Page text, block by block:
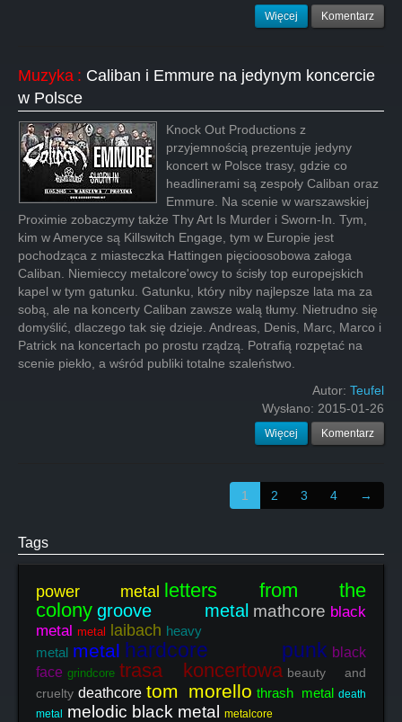
Więcej Komentarz
Muzyka : Caliban i Emmure na jedynym koncercie
w Polsce
Knock Out Productions z
przyjemnością prezentuje jedyny
koncert w Polsce trasy, gdzie co
headlinerami są zespoły Caliban oraz
Emmure. Na scenie w warszawskiej
Proximie zobaczymy także Thy Art Is Murder i Sworn-In. Tym,
kim w Ameryce są Killswitch Engage, tym w Europie jest
pochodząca z miasteczka Hattingen pięcioosobowa załoga
Caliban. Niemieccy metalcore'owcy to ścisły top europejskich
kapel w tym gatunku. Gatunku, który niby najlepsze lata ma za
sobą, ale na koncerty Caliban zawsze walą tłumy. Nietrudno się
domyślić, dlaczego tak się dzieje. Andreas, Denis, Marc, Marco i
Patrick na koncertach po prostu rządzą. Potrafią rozpętać na
scenie piekło, a wśród publiki totalne szaleństwo.
Autor: Teufel
Wysłano: 2015-01-26
Więcej Komentarz
1 2 3 4 →
Tags
power metal letters from the
colony groove metal mathcore black
metal metal laibach heavy
metal metal hardcore punk black
face grindcore trasa koncertowa beauty and
cruelty deathcore tom morello thrash metal death
metal
melodic black metal metalcore